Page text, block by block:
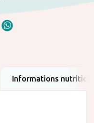
Informations